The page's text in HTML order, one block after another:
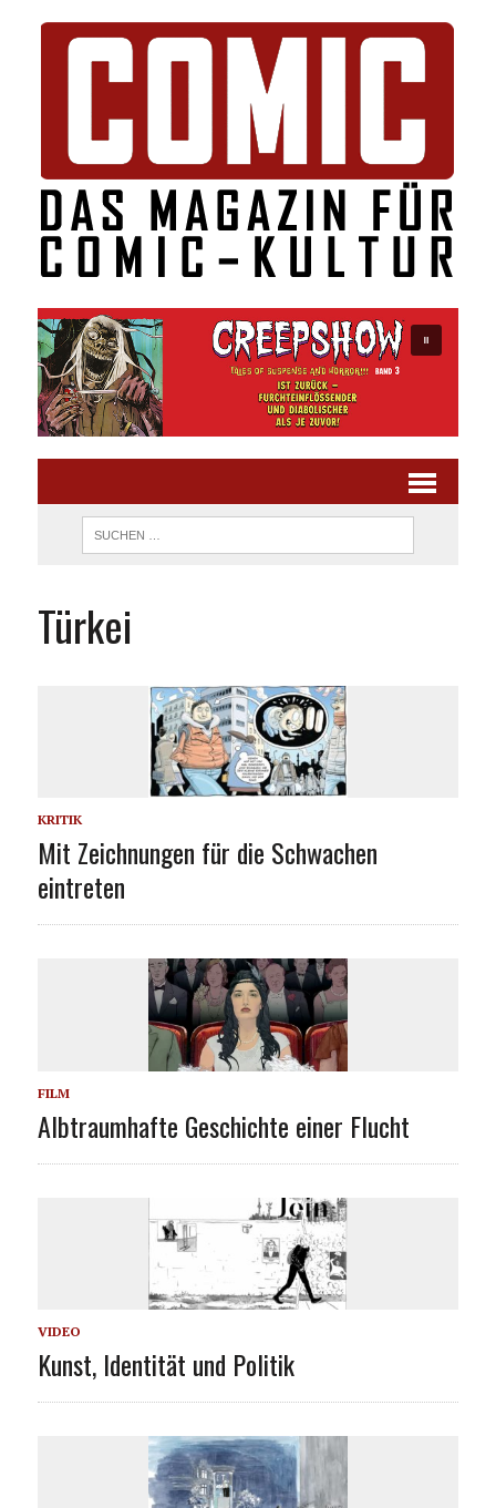
Türkei
KRITIK
Mit Zeichnungen für die Schwachen
eintreten
FILM
Albtraumhafte Geschichte einer Flucht
VIDEO
Kunst, Identität und Politik